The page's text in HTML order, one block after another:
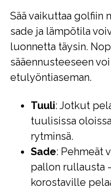
Sää vaikuttaa golfiin
sade ja lämpötila
luonnetta täysin.
sääennusteeseen
etulyöntiaseman.
Tuuli: Jotkut
tuulisissa
rytminsä.
Sade: Pehmeät
pallon rullausta
korostaville